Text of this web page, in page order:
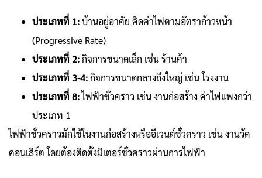
ประเภทที่ 1:บ้านอยู่อาศัย คิดค่าไฟตามอัตราก้าวหน้า
(Progressive Rate)
ประเภทที่ 2:กิจการขนาดเล็ก เช่น ร้านค้า
ประเภทที่ 3-4:กิจการขนาดกลางถึงใหญ่ เช่น โรงงาน
ประเภทที่ 8:ไฟฟ้าชั่วคราว เช่น งานก่อสร้าง ค่าไฟแพงกว่า
ประเภท 1
ไฟฟ้าชั่วคราวมักใช้ในงานก่อสร้างหรืออีเวนต์ชั่วคราว เช่น งานวัด
คอนเสิร์ต โดยต้องติดตั้งมิเตอร์ชั่วคราวผ่านการไฟฟ้า